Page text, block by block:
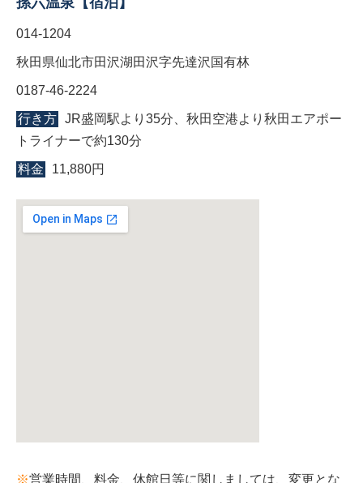
014-1204
秋田県仙北市田沢湖田沢字先達沢国有林
0187-46-2224
行き方 JR盛岡駅より35分、秋田空港より秋田エアポー
トライナーで約130分
料金 11,880円
※営業時間、料金、休館日等に関しましては、変更とな